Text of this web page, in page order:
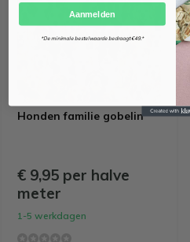
Honden familie gobelin
€ 9,95 per halve
meter
1-5 werkdagen
Aanmelden
*De minimale bestelwaarde bedraagt €49.*